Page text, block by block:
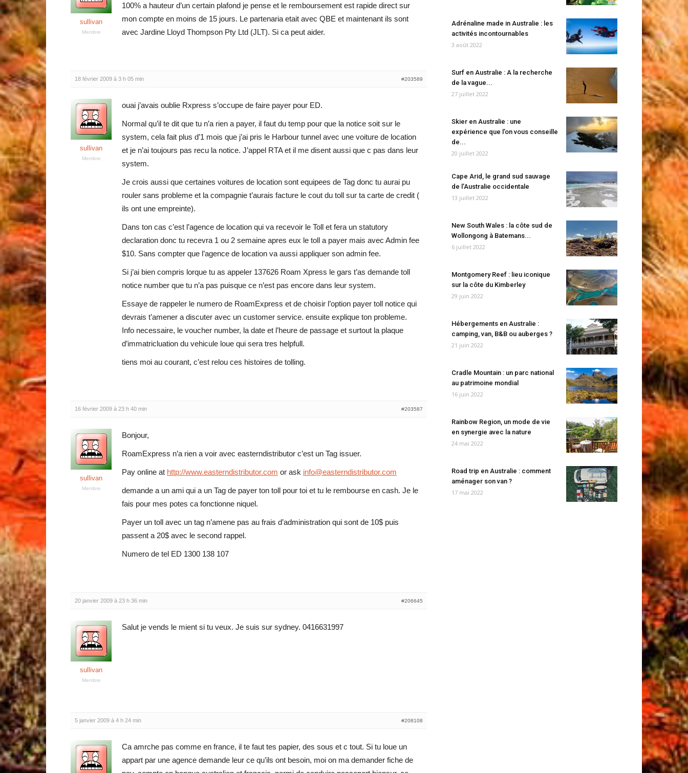
sullivan
Membre
100% a hauteur d’un certain plafond je pense et le remboursement est rapide direct sur
mon compte en moins de 15 jours. Le partenaria etait avec QBE et maintenant ils sont
avec Jardine Lloyd Thompson Pty Ltd (JLT). Si ca peut aider.
18 février 2009 à 3 h 05 min #203589
sullivan
Membre
ouai j’avais oublie Rxpress s’occupe de faire payer pour ED.
Normal qu’il te dit que tu n’a rien a payer, il faut du temp pour que la notice soit sur le
system, cela fait plus d’1 mois que j’ai pris le Harbour tunnel avec une voiture de location
et je n’ai toujours pas recu la notice. J’appel RTA et il me disent aussi que c pas dans leur
system.
Je crois aussi que certaines voitures de location sont equipees de Tag donc tu aurai pu
rouler sans probleme et la compagnie t’aurais facture le cout du toll sur ta carte de credit (
ils ont une empreinte).
Dans ton cas c’est l’agence de location qui va recevoir le Toll et fera un statutory
declaration donc tu recevra 1 ou 2 semaine apres eux le toll a payer mais avec Admin fee
$10. Sans compter que l’agence de location va aussi appliquer son admin fee.
Si j’ai bien compris lorque tu as appeler 137626 Roam Xpress le gars t’as demande toll
notice number que tu n’a pas puisque ce n’est pas encore dans leur system.
Essaye de rappeler le numero de RoamExpress et de choisir l’option payer toll notice qui
devrais t’amener a discuter avec un customer service. ensuite explique ton probleme.
Info necessaire, le voucher number, la date et l’heure de passage et surtout la plaque
d’immatricluation du vehicule loue qui sera tres helpfull.
tiens moi au courant, c’est relou ces histoires de tolling.
16 février 2009 à 23 h 40 min #203587
sullivan
Membre
Bonjour,
RoamExpress n’a rien a voir avec easterndistributor c’est un Tag issuer.
Pay online at http://www.easterndistributor.com or ask info@easterndistributor.com
demande a un ami qui a un Tag de payer ton toll pour toi et tu le rembourse en cash. Je le
fais pour mes potes ca fonctionne niquel.
Payer un toll avec un tag n’amene pas au frais d’administration qui sont de 10$ puis
passent a 20$ avec le second rappel.
Numero de tel ED 1300 138 107
20 janvier 2009 à 23 h 36 min #206645
sullivan
Membre
Salut je vends le mient si tu veux. Je suis sur sydney. 0416631997
5 janvier 2009 à 4 h 24 min #208108
Ca amrche pas comme en france, il te faut tes papier, des sous et c tout. Si tu loue un
appart par une agence demande leur ce qu’ils ont besoin, moi on ma demander fiche de
Adrénaline made in Australie : les
activités incontournables
3 août 2022
Surf en Australie : A la recherche
de la vague...
27 juillet 2022
Skier en Australie : une
expérience que l’on vous conseille
de...
20 juillet 2022
Cape Arid, le grand sud sauvage
de l’Australie occidentale
13 juillet 2022
New South Wales : la côte sud de
Wollongong à Batemans...
6 juillet 2022
Montgomery Reef : lieu iconique
sur la côte du Kimberley
29 juin 2022
Hébergements en Australie :
camping, van, B&B ou auberges ?
21 juin 2022
Cradle Mountain : un parc national
au patrimoine mondial
16 juin 2022
Rainbow Region, un mode de vie
en synergie avec la nature
24 mai 2022
Road trip en Australie : comment
aménager son van ?
17 mai 2022